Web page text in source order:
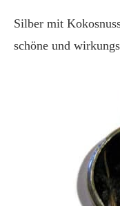
Silber mit
schöne und